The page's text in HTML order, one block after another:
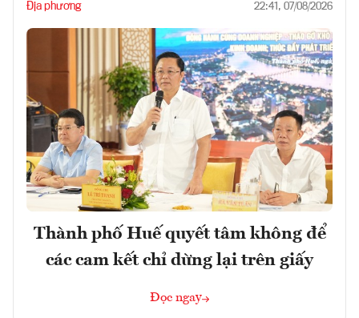
Địa phương 22:41, 07/08/2026
Thành phố Huế quyết tâm không để
các cam kết chỉ dừng lại trên giấy
Đọc ngay